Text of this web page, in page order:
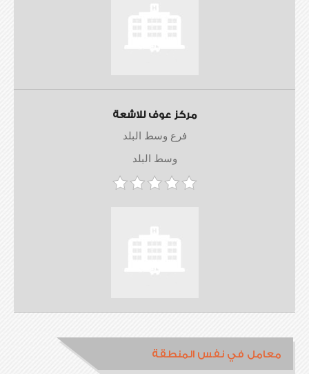
مركز عوف للاشعة
فرع وسط البلد
وسط البلد
معامل في نفس المنطقة